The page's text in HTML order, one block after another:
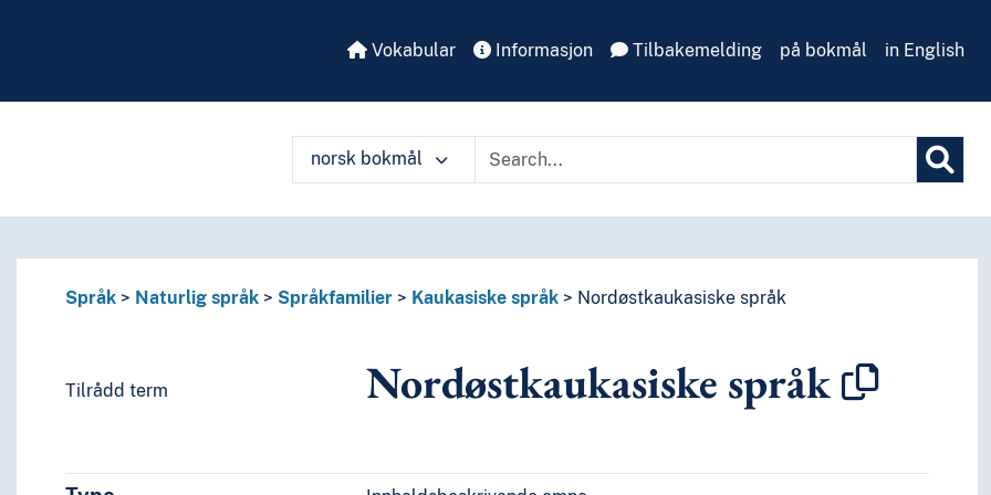
Vokabular Informasjon Tilbakemelding på bokmål in English
norsk bokmål
Språk Naturlig språk Språkfamilier Kaukasiske språk Nordøstkaukasiske språk
Tilrådd term Nordøstkaukasiske språk